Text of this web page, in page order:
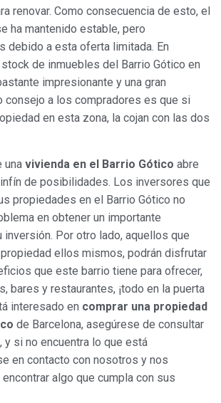
renovar. Como consecuencia de esto, el
ha mantenido estable, pero
debido a esta oferta limitada. En
de inmuebles del Barrio Gótico en
impresionante y una gran
consejo a los compradores es que si
en esta zona, la cojan con las dos
una vivienda en el Barrio Gótico abre
de posibilidades. Los inversores que
propiedades en el Barrio Gótico no
en obtener un importante
inversión. Por otro lado, aquellos que
ellos mismos, podrán disfrutar
que este barrio tiene para ofrecer,
bares y restaurantes, ¡todo en la puerta
interesado en comprar una propiedad
de Barcelona, asegúrese de consultar
si no encuentra lo que está
en contacto con nosotros y nos
algo que cumpla con sus